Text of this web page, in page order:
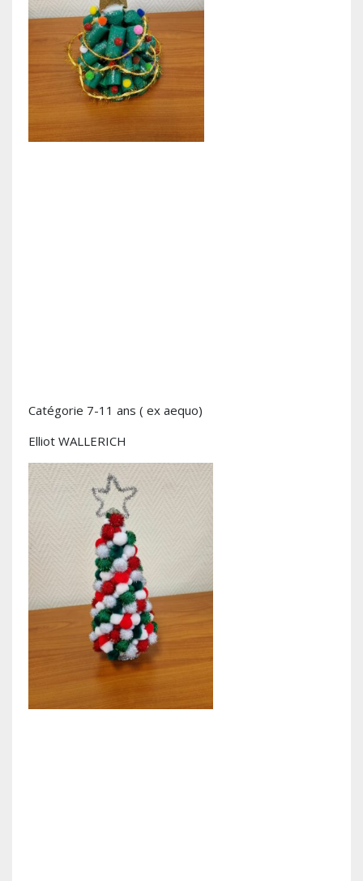
Catégorie 7-11 ans ( ex aequo)
Elliot WALLERICH